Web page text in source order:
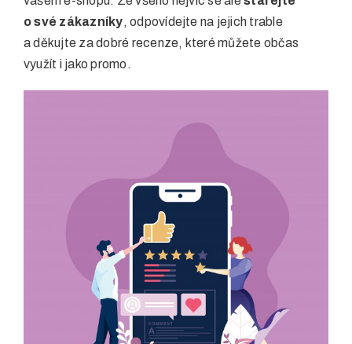
o své zákazníky, odpovídejte na jejich trable
a děkujte za dobré recenze, které můžete občas
využít i jako promo.